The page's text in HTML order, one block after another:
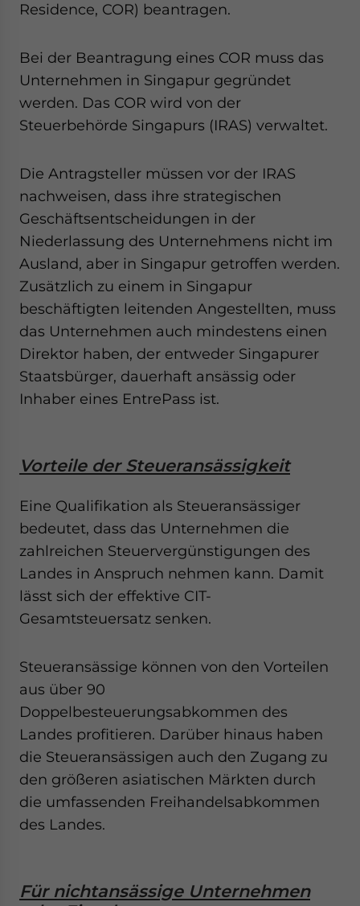
Residence, COR) beantragen.
Bei der Beantragung eines COR muss das
Unternehmen in Singapur gegründet
werden. Das COR wird von der
Steuerbehörde Singapurs (IRAS) verwaltet.
Die Antragsteller müssen vor der IRAS
nachweisen, dass ihre strategischen
Geschäftsentscheidungen in der
Niederlassung des Unternehmens nicht im
Ausland, aber in Singapur getroffen werden.
Zusätzlich zu einem in Singapur
beschäftigten leitenden Angestellten, muss
das Unternehmen auch mindestens einen
Direktor haben, der entweder Singapurer
Staatsbürger, dauerhaft ansässig oder
Inhaber eines EntrePass ist.
Vorteile der Steueransässigkeit
Eine Qualifikation als Steueransässiger
bedeutet, dass das Unternehmen die
zahlreichen Steuervergünstigungen des
Landes in Anspruch nehmen kann. Damit
lässt sich der effektive CIT-
Gesamtsteuersatz senken.
Steueransässige können von den Vorteilen
aus über 90
Doppelbesteuerungsabkommen des
Landes profitieren. Darüber hinaus haben
die Steueransässigen auch den Zugang zu
den größeren asiatischen Märkten durch
die umfassenden Freihandelsabkommen
des Landes.
Für nichtansässige Unternehmen